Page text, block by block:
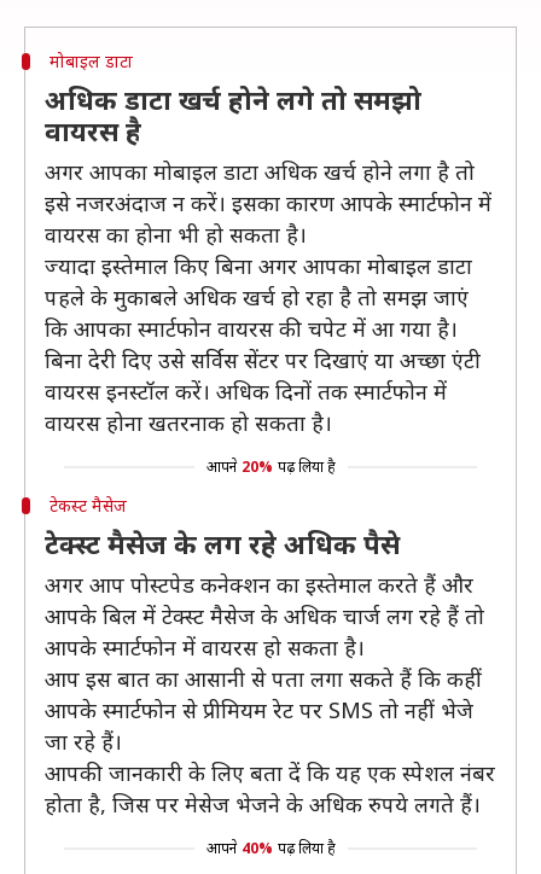
मोबाइल डाटा
अधिक डाटा खर्च होने लगे तो समझो
वायरस है
अगर आपका मोबाइल डाटा अधिक खर्च होने लगा है तो
इसे नजरअंदाज न करें। इसका कारण आपके स्मार्टफोन में
वायरस का होना भी हो सकता है।
ज्यादा इस्तेमाल किए बिना अगर आपका मोबाइल डाटा
पहले के मुकाबले अधिक खर्च हो रहा है तो समझ जाएं
कि आपका स्मार्टफोन वायरस की चपेट में आ गया है।
बिना देरी दिए उसे सर्विस सेंटर पर दिखाएं या अच्छा एंटी
वायरस इनस्टॉल करें। अधिक दिनों तक स्मार्टफोन में
वायरस होना खतरनाक हो सकता है।
आपने 20% पढ़ लिया है
टेकस्ट मैसेज
टेक्स्ट मैसेज के लग रहे अधिक पैसे
अगर आप पोस्टपेड कनेक्शन का इस्तेमाल करते हैं और
आपके बिल में टेक्स्ट मैसेज के अधिक चार्ज लग रहे हैं तो
आपके स्मार्टफोन में वायरस हो सकता है।
आप इस बात का आसानी से पता लगा सकते हैं कि कहीं
आपके स्मार्टफोन से प्रीमियम रेट पर SMS तो नहीं भेजे
जा रहे हैं।
आपकी जानकारी के लिए बता दें कि यह एक स्पेशल नंबर
होता है, जिस पर मेसेज भेजने के अधिक रुपये लगते हैं।
आपने 40% पढ़ लिया है